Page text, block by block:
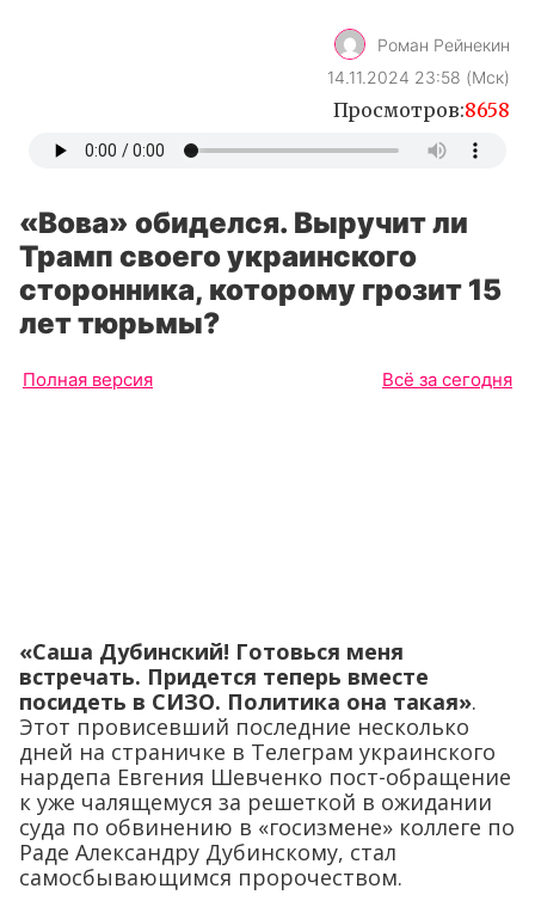
Роман Рейнекин
14.11.2024 23:58 (Мск)
Просмотров:8658
«Вова» обиделся. Выручит ли
Трамп своего украинского
сторонника, которому грозит 15
лет тюрьмы?
Полная версия Всё за сегодня
«Саша Дубинский! Готовься меня
встречать. Придется теперь вместе
посидеть в СИЗО. Политика она такая».
Этот провисевший последние несколько
дней на страничке в Телеграм украинского
нардепа Евгения Шевченко пост-обращение
к уже чалящемуся за решеткой в ожидании
суда по обвинению в «госизмене» коллеге по
Раде Александру Дубинскому, стал
самосбывающимся пророчеством.